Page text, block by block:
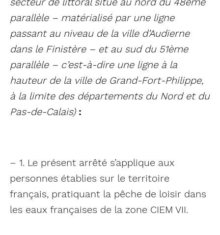
parallèle – matérialisé par une ligne
passant au niveau de la ville d’Audierne
dans le Finistère – et au sud du 51ème
parallèle – c’est-à-dire une ligne à la
hauteur de la ville de Grand-Fort-Philippe,
à la limite des départements du Nord et du
Pas-de-Calais):
– 1. Le présent arrêté s’applique aux
personnes établies sur le territoire
français, pratiquant la pêche de loisir dans
les eaux françaises de la zone CIEM VII.